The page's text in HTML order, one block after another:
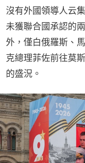
沒有外國領導人云
未獲聯合國承認的
外，僅白俄羅斯、
克總理菲佐前往莫
的盛況。